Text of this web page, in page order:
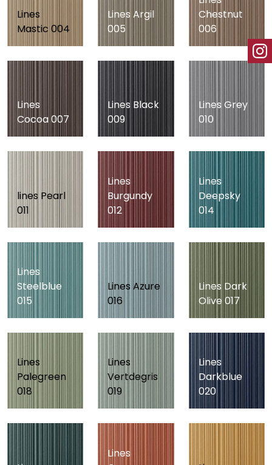
Lines
Mastic 004
Lines Argil
005
Chestnut
006
Lines
Cocoa 007
Lines Black
009
Lines Grey
010
lines Pearl
011
Lines
Burgundy
012
Lines
Deepsky
014
Lines
Steelblue
015
Lines Azure
016
Lines Dark
Olive 017
Lines
Palegreen
018
Lines
Vertdegris
019
Lines
Darkblue
020
Lines